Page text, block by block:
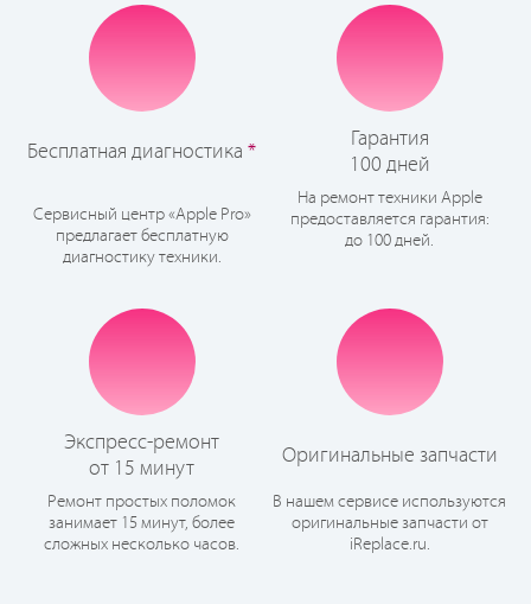
Бесплатная диагностика *
Сервисный центр «Apple Pro»
предлагает бесплатную
диагностику техники.
Гарантия
100 дней
На ремонт техники Apple
предоставляется гарантия:
до 100 дней.
Экспресс-ремонт
от 15 минут
Ремонт простых поломок
занимает 15 минут, более
сложных несколько часов.
Оригинальные запчасти
В нашем сервисе используются
оригинальные запчасти от
iReplace.ru.